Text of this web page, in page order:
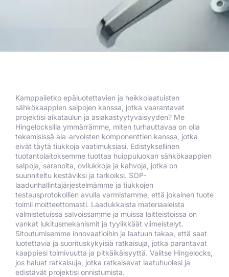
Kamppailetko epäluotettavien ja heikkolaatuisten
sähkökaappien salpojen kanssa, jotka vaarantavat
projektisi aikataulun ja asiakastyytyväisyyden? Me
Hingelocksilla ymmärrämme, miten turhauttavaa on olla
tekemisissä ala-arvoisten komponenttien kanssa, jotka
eivät täytä tiukkoja vaatimuksiasi. Edistyksellinen
tuotantolaitoksemme tuottaa huippuluokan sähkökaappien
salpoja, saranoita, ovilukkoja ja kahvoja, jotka on
suunniteltu kestäviksi ja tarkoiksi. SOP-
laadunhallintajärjestelmämme ja tiukkojen
testausprotokollien avulla varmistamme, että jokainen tuote
toimii moitteettomasti. Laadukkaista materiaaleista
valmistetuissa salvoissamme ja muissa laitteistoissa on
vankat lukitusmekanismit ja tyylikkäät viimeistelyt.
Sitoutumisemme innovaatioihin ja laatuun takaa, että saat
luotettavia ja suorituskykyisiä ratkaisuja, jotka parantavat
kaappiesi toimivuutta ja pitkäikäisyyttä. Valitse Hingelocks,
jos haluat ratkaisuja, jotka ratkaisevat laatuhuolesi ja
edistävät projektisi onnistumista.